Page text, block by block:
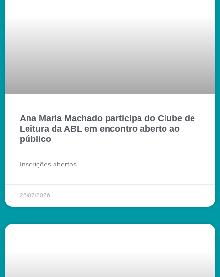
Ana Maria Machado participa do Clube de
Leitura da ABL em encontro aberto ao
público
Inscrições abertas.
28/07/2026